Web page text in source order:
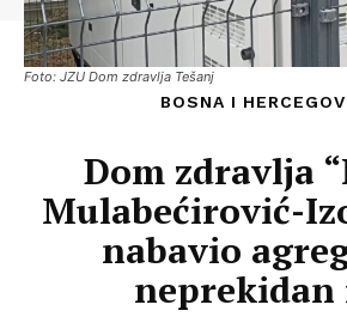
Foto: JZU Dom zdravlja Tešanj
BOSNA I
Dom zdravlja
Mulabećirović-
nabavio
neprekidan